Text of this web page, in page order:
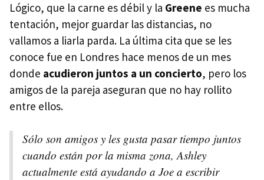
Lógico, que la carne es débil y la Greene es mucha
tentación, mejor guardar las distancias, no
vallamos a liarla parda. La última cita que se les
conoce fue en Londres hace menos de un mes
donde acudieron juntos a un concierto, pero los
amigos de la pareja aseguran que no hay rollito
entre ellos.
Sólo son amigos y les gusta pasar tiempo juntos
cuando están por la misma zona, Ashley
actualmente está ayudando a Joe a escribir